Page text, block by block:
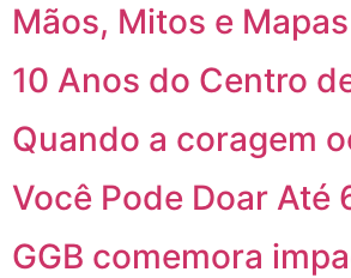
Mãos, Mitos e Mapas
10 Anos do Centro
Quando a coragem
Você Pode Doar Até
GGB comemora